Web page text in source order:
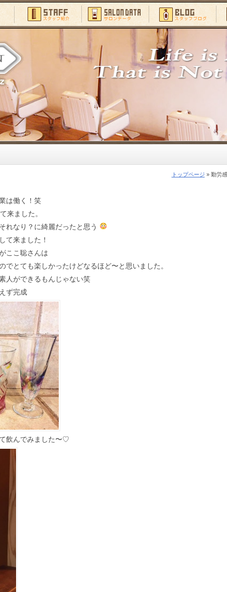
トップページ » 勤労
は働く！笑
来ました。
れなり？に綺麗だったと思う
て来ました！
ここ聡さんは
でとても楽しかったけどなるほど〜と思いました。
人ができるもんじゃない笑
ず完成
飲んでみました〜♡